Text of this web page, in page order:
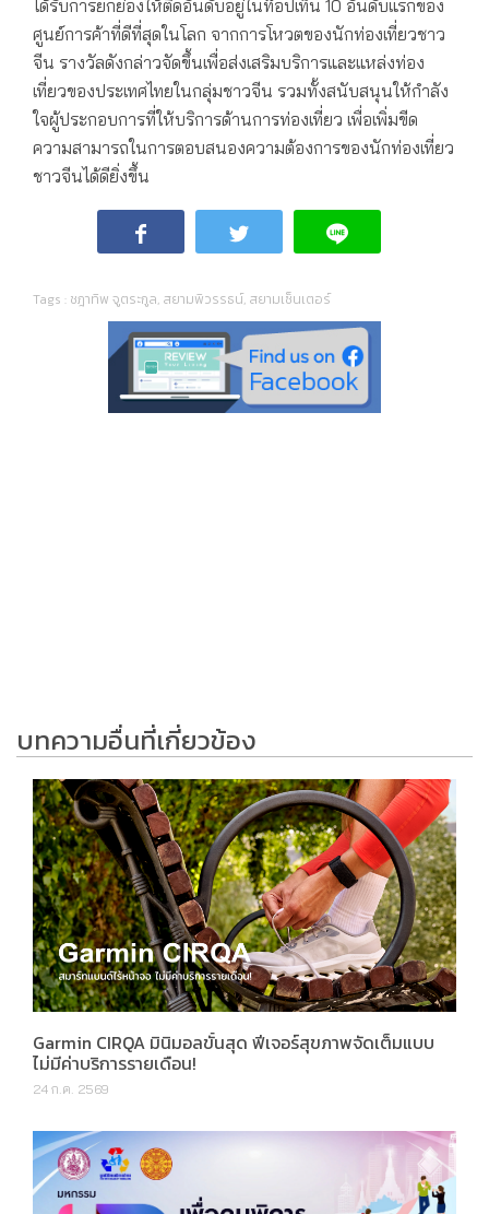
ได้รับการยกย่องให้ติดอันดับอยู่ในท๊อปเท็น 10 อันดับแรกของ
ศูนย์การค้าที่ดีที่สุดในโลก จากการโหวตของนักท่องเที่ยวชาว
จีน รางวัลดังกล่าวจัดขึ้นเพื่อส่งเสริมบริการและแหล่งท่อง
เที่ยวของประเทศไทยในกลุ่มชาวจีน รวมทั้งสนับสนุนให้กำลัง
ใจผู้ประกอบการที่ให้บริการด้านการท่องเที่ยว เพื่อเพิ่มขีด
ความสามารถในการตอบสนองความต้องการของนักท่องเที่ยว
ชาวจีนได้ดียิ่งขึ้น
Tags : ชฎาทิพ จูตระกูล, สยามพิวรรธน์, สยามเซ็นเตอร์
บทความอื่นที่เกี่ยวข้อง
Garmin CIRQA มินิมอลขั้นสุด ฟีเจอร์สุขภาพจัดเต็มแบบ
ไม่มีค่าบริการรายเดือน!
24 ก.ค. 2569